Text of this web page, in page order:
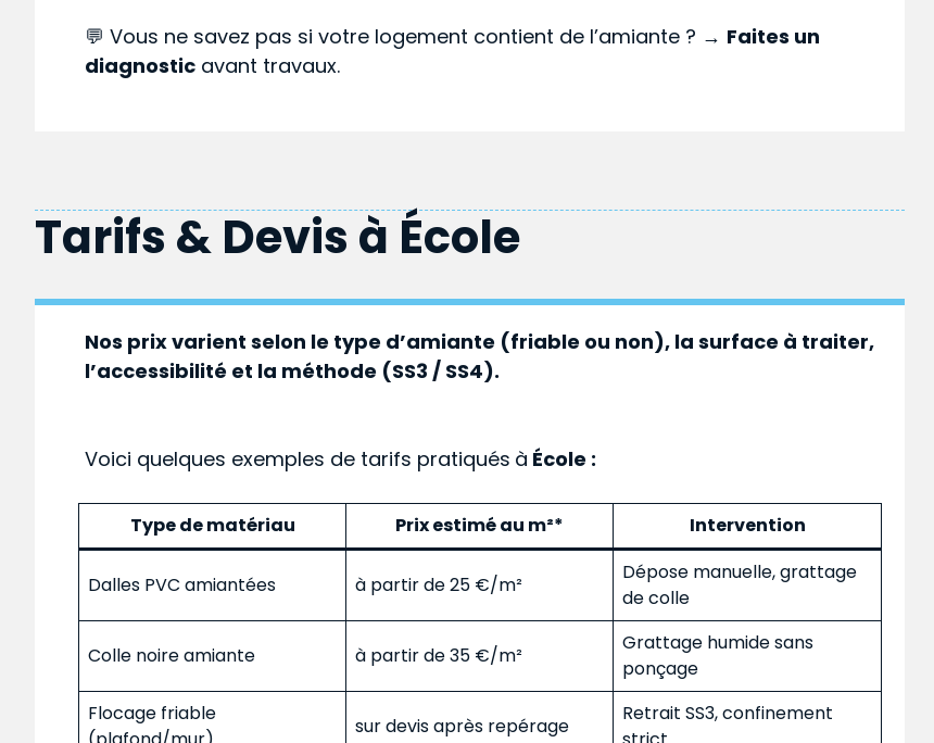
💬 Vous ne savez pas si votre logement contient de l’amiante ? → Faites un
diagnostic avant travaux.
Tarifs & Devis à École
Nos prix varient selon le type d’amiante (friable ou non), la surface à traiter,
l’accessibilité et la méthode (SS3 / SS4).
Voici quelques exemples de tarifs pratiqués à École :
Type de matériau Prix estimé au m²* Intervention
Dalles PVC amiantées à partir de 25 €/m²
Dépose manuelle, grattage
de colle
Colle noire amiante à partir de 35 €/m²
Grattage humide sans
ponçage
Flocage friable
sur devis après repérage
Retrait SS3, confinement